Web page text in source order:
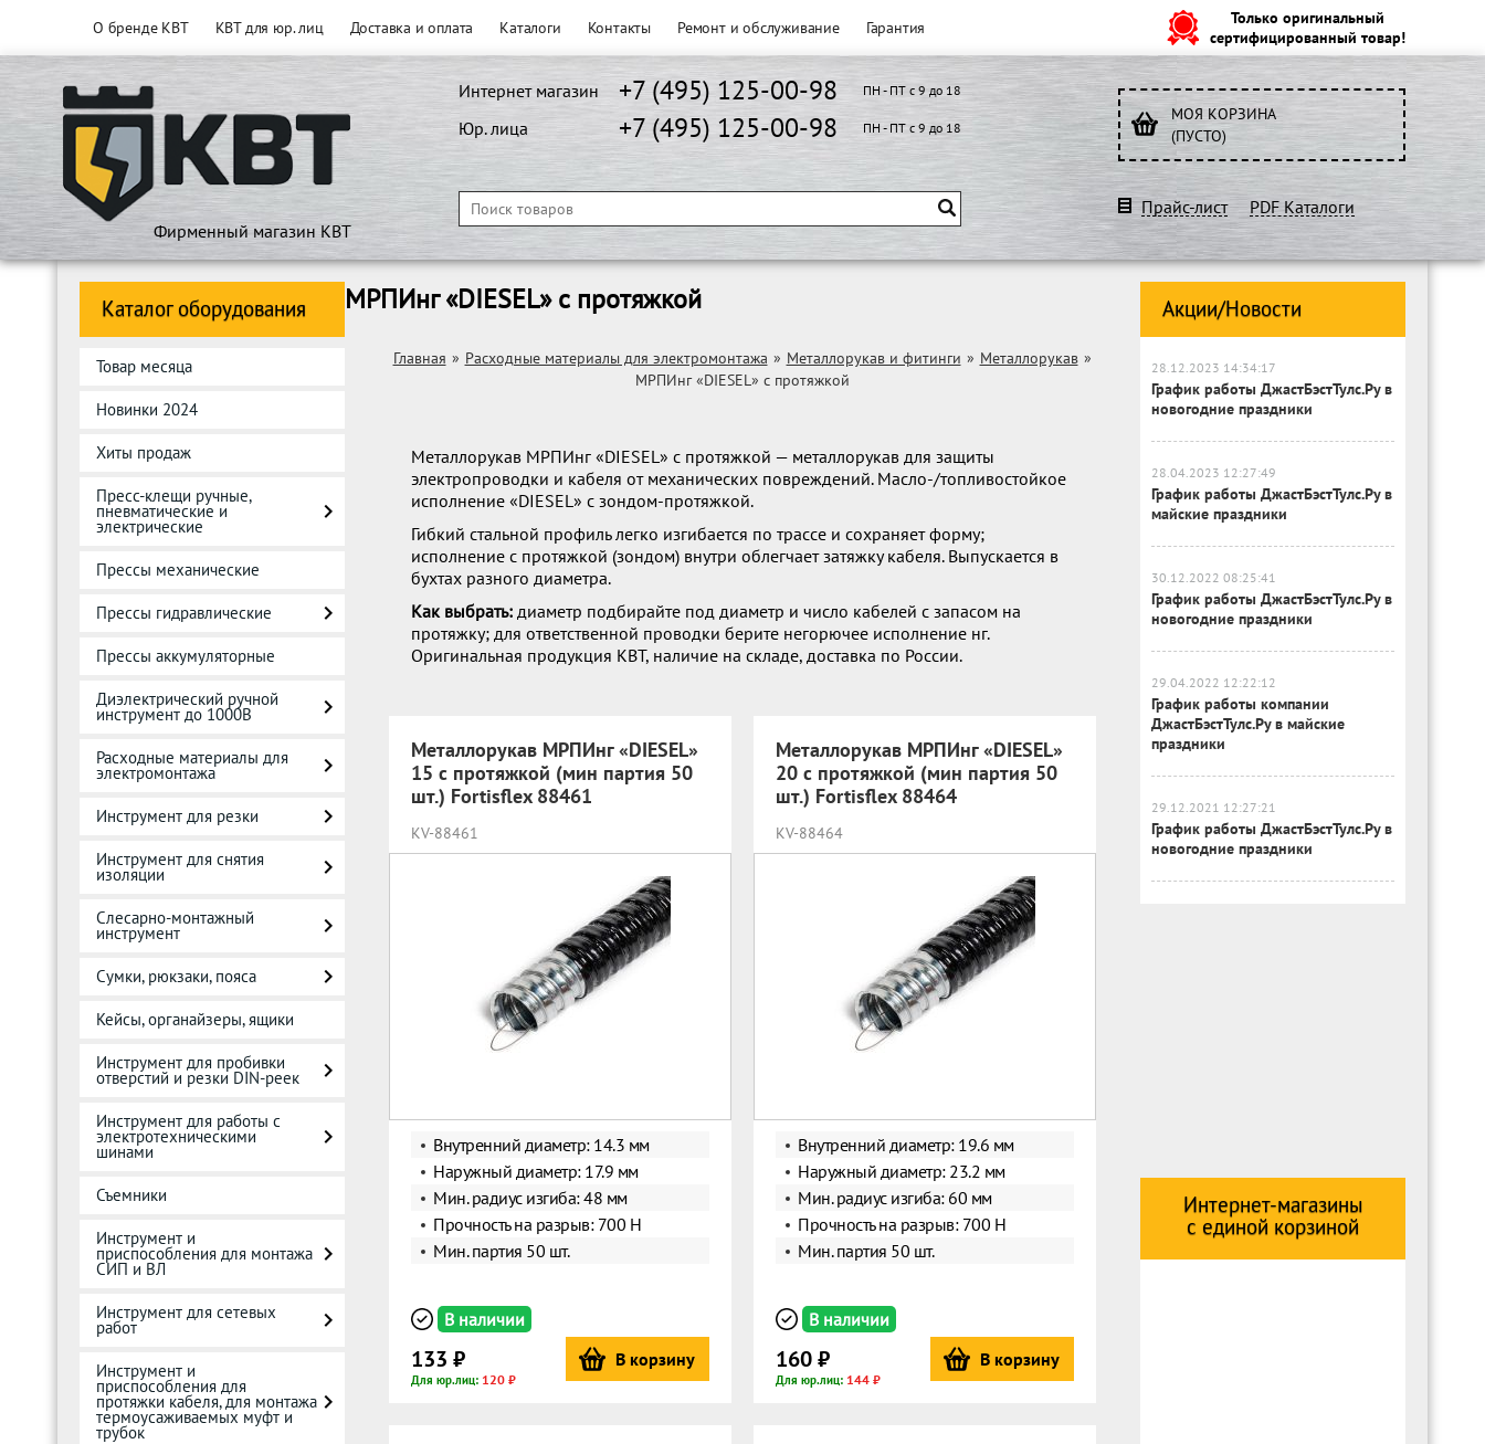
О бренде КВТ КВТ для юр. лиц Доставка и оплата Каталоги Контакты Ремонт и обслуживание Гарантия
Только оригинальный
сертифицированный товар!
Фирменный магазин КВТ
Интернет магазин +7 (495) 125-00-98 ПН - ПТ с 9 до 18
Юр. лица +7 (495) 125-00-98 ПН - ПТ с 9 до 18
МОЯ КОРЗИНА
(ПУСТО)
Прайс-лист PDF Каталоги
Каталог оборудования
Товар месяца
Новинки 2024
Хиты продаж
Пресс-клещи ручные,
пневматические и
электрические
Прессы механические
Прессы гидравлические
Прессы аккумуляторные
Диэлектрический ручной
инструмент до 1000В
Расходные материалы для
электромонтажа
Инструмент для резки
Инструмент для снятия
изоляции
Слесарно-монтажный
инструмент
Сумки, рюкзаки, пояса
Кейсы, органайзеры, ящики
Инструмент для пробивки
отверстий и резки DIN-реек
Инструмент для работы с
электротехническими
шинами
Съемники
Инструмент и
приспособления для монтажа
СИП и ВЛ
Инструмент для сетевых
работ
Инструмент и
приспособления для
протяжки кабеля, для монтажа
термоусаживаемых муфт и
трубок
МРПИнг «DIESEL» с протяжкой
Главная » Расходные материалы для электромонтажа » Металлорукав и фитинги » Металлорукав »
МРПИнг «DIESEL» с протяжкой
Металлорукав МРПИнг «DIESEL» с протяжкой — металлорукав для защиты
электропроводки и кабеля от механических повреждений. Масло-/топливостойкое
исполнение «DIESEL» с зондом-протяжкой.
Гибкий стальной профиль легко изгибается по трассе и сохраняет форму;
исполнение с протяжкой (зондом) внутри облегчает затяжку кабеля. Выпускается в
бухтах разного диаметра.
Как выбрать: диаметр подбирайте под диаметр и число кабелей с запасом на
протяжку; для ответственной проводки берите негорючее исполнение нг.
Оригинальная продукция КВТ, наличие на складе, доставка по России.
Металлорукав МРПИнг «DIESEL»
15 с протяжкой (мин партия 50
шт.) Fortisflex 88461
KV-88461
Внутренний диаметр: 14.3 мм
Наружный диаметр: 17.9 мм
Мин. радиус изгиба: 48 мм
Прочность на разрыв: 700 Н
Мин. партия 50 шт.
В наличии
133 ₽
Для юр.лиц: 120 ₽
В корзину
Металлорукав МРПИнг «DIESEL»
20 с протяжкой (мин партия 50
шт.) Fortisflex 88464
KV-88464
Внутренний диаметр: 19.6 мм
Наружный диаметр: 23.2 мм
Мин. радиус изгиба: 60 мм
Прочность на разрыв: 700 Н
Мин. партия 50 шт.
В наличии
160 ₽
Для юр.лиц: 144 ₽
В корзину
Акции/Новости
28.12.2023 14:34:17
График работы ДжастБэстТулс.Ру в
новогодние праздники
28.04.2023 12:27:49
График работы ДжастБэстТулс.Ру в
майские праздники
30.12.2022 08:25:41
График работы ДжастБэстТулс.Ру в
новогодние праздники
29.04.2022 12:22:12
График работы компании
ДжастБэстТулс.Ру в майские
праздники
29.12.2021 12:27:21
График работы ДжастБэстТулс.Ру в
новогодние праздники
Интернет-магазины
с единой корзиной